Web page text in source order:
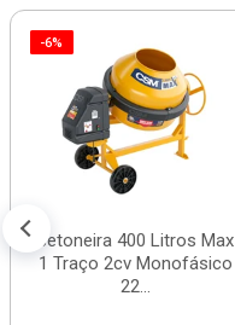
-6%
Betoneira 400 Litros Max
1 Traço 2cv Monofásico
22...